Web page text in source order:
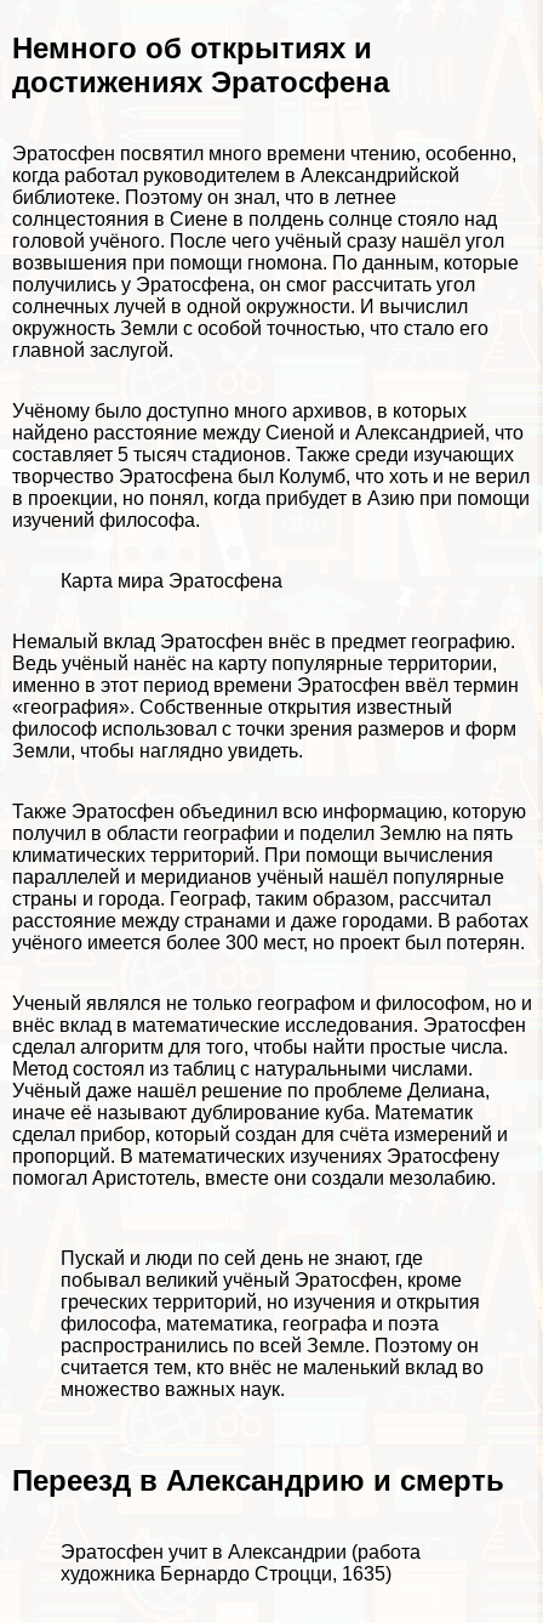
Немного об открытиях и
достижениях Эратосфена
Эратосфен посвятил много времени чтению, особенно,
когда работал руководителем в Александрийской
библиотеке. Поэтому он знал, что в летнее
солнцестояния в Сиене в полдень солнце стояло над
головой учёного. После чего учёный сразу нашёл угол
возвышения при помощи гномона. По данным, которые
получились у Эратосфена, он смог рассчитать угол
солнечных лучей в одной окружности. И вычислил
окружность Земли с особой точностью, что стало его
главной заслугой.
Учёному было доступно много архивов, в которых
найдено расстояние между Сиеной и Александрией, что
составляет 5 тысяч стадионов. Также среди изучающих
творчество Эратосфена был Колумб, что хоть и не верил
в проекции, но понял, когда прибудет в Азию при помощи
изучений философа.
Карта мира Эратосфена
Немалый вклад Эратосфен внёс в предмет географию.
Ведь учёный нанёс на карту популярные территории,
именно в этот период времени Эратосфен ввёл термин
«география». Собственные открытия известный
философ использовал с точки зрения размеров и форм
Земли, чтобы наглядно увидеть.
Также Эратосфен объединил всю информацию, которую
получил в области географии и поделил Землю на пять
климатических территорий. При помощи вычисления
параллелей и меридианов учёный нашёл популярные
страны и города. Географ, таким образом, рассчитал
расстояние между странами и даже городами. В работах
учёного имеется более 300 мест, но проект был потерян.
Ученый являлся не только географом и философом, но и
внёс вклад в математические исследования. Эратосфен
сделал алгоритм для того, чтобы найти простые числа.
Метод состоял из таблиц с натуральными числами.
Учёный даже нашёл решение по проблеме Делиана,
иначе её называют дублирование куба. Математик
сделал прибор, который создан для счёта измерений и
пропорций. В математических изучениях Эратосфену
помогал Аристотель, вместе они создали мезолабию.
Пускай и люди по сей день не знают, где
побывал великий учёный Эратосфен, кроме
греческих территорий, но изучения и открытия
философа, математика, географа и поэта
распространились по всей Земле. Поэтому он
считается тем, кто внёс не маленький вклад во
множество важных наук.
Переезд в Александрию и cмepть
Эратосфен учит в Александрии (работа
художника Бернардо Строцци, 1635)